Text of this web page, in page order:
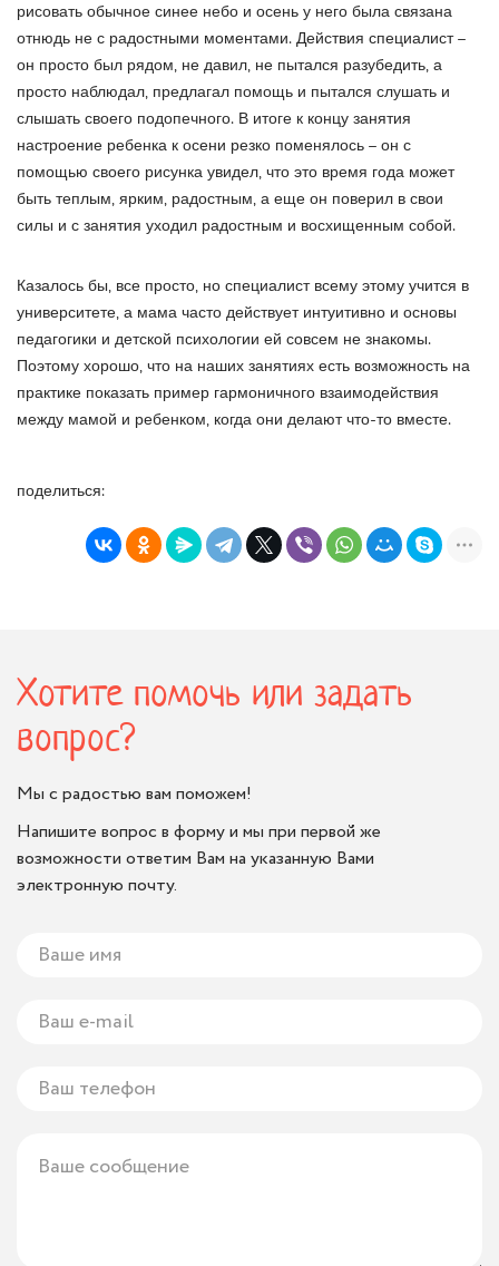
рисовать обычное синее небо и осень у него была связана
отнюдь не с радостными моментами. Действия специалист –
он просто был рядом, не давил, не пытался разубедить, а
просто наблюдал, предлагал помощь и пытался слушать и
слышать своего подопечного. В итоге к концу занятия
настроение ребенка к осени резко поменялось – он с
помощью своего рисунка увидел, что это время года может
быть теплым, ярким, радостным, а еще он поверил в свои
силы и с занятия уходил радостным и восхищенным собой.
Казалось бы, все просто, но специалист всему этому учится в
университете, а мама часто действует интуитивно и основы
педагогики и детской психологии ей совсем не знакомы.
Поэтому хорошо, что на наших занятиях есть возможность на
практике показать пример гармоничного взаимодействия
между мамой и ребенком, когда они делают что-то вместе.
поделиться:
Хотите помочь или задать
вопрос?
Мы с радостью вам поможем!
Напишите вопрос в форму и мы при первой же
возможности ответим Вам на указанную Вами
электронную почту.